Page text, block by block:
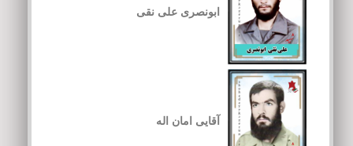
ابونصری علی نقی
آقایی امان اله